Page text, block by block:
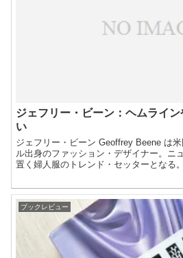
ジェフリー・ビーン：ヘムライ
い
ジェフリー・ビーン Geoffrey Beene は
ル出身のファッション・デザイナー。ニ
置く婦人服のトレンド・セッターとなる。
ブックレビュー